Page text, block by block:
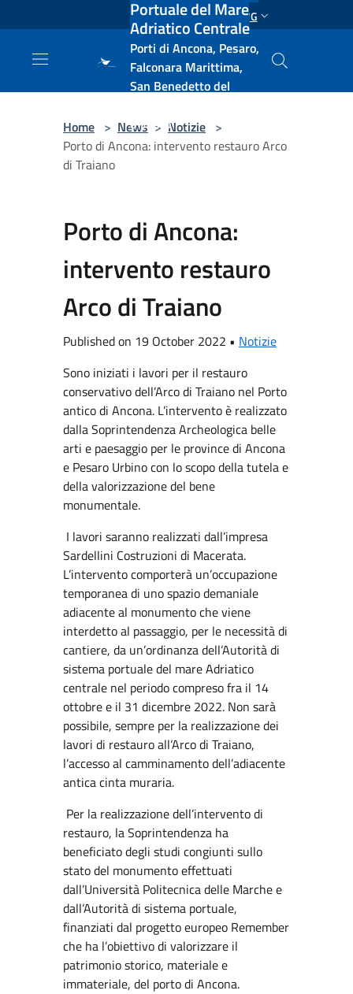
Salta al contenuto principale ENG
Portuale del Mare
Adriatico Centrale
Porti di Ancona, Pesaro,
Falconara Marittima,
San Benedetto del
e Vasto
Home > News > Notizie >
Porto di Ancona: intervento restauro Arco
di Traiano
Porto di Ancona:
intervento restauro
Arco di Traiano
Published on 19 October 2022 • Notizie
Sono iniziati i lavori per il restauro
conservativo dell’Arco di Traiano nel Porto
antico di Ancona. L’intervento è realizzato
dalla Soprintendenza Archeologica belle
arti e paesaggio per le province di Ancona
e Pesaro Urbino con lo scopo della tutela e
della valorizzazione del bene
monumentale.
I lavori saranno realizzati dall’impresa
Sardellini Costruzioni di Macerata.
L’intervento comporterà un’occupazione
temporanea di uno spazio demaniale
adiacente al monumento che viene
interdetto al passaggio, per le necessità di
cantiere, da un’ordinanza dell’Autorità di
sistema portuale del mare Adriatico
centrale nel periodo compreso fra il 14
ottobre e il 31 dicembre 2022. Non sarà
possibile, sempre per la realizzazione dei
lavori di restauro all’Arco di Traiano,
l’accesso al camminamento dell’adiacente
antica cinta muraria.
Per la realizzazione dell’intervento di
restauro, la Soprintendenza ha
beneficiato degli studi congiunti sullo
stato del monumento effettuati
dall’Università Politecnica delle Marche e
dall’Autorità di sistema portuale,
finanziati dal progetto europeo Remember
che ha l’obiettivo di valorizzare il
patrimonio storico, materiale e
immateriale, del porto di Ancona.